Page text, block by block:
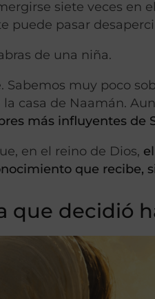
siete veces en
puede pasar
de una niña.
Sabemos muy poco
casa de Naamán.
más influyentes de
en el reino de Dios,
que recibe,
que decidió